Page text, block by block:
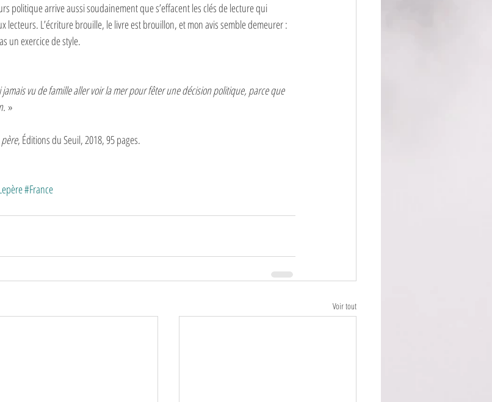
politique arrive aussi soudainement que s’effacent les clés de lecture qui
lecteurs. L’écriture brouille, le livre est brouillon, et mon avis semble demeurer :
un exercice de style.
jamais vu de famille aller voir la mer pour fêter une décision politique, parce que
»
, Éditions du Seuil, 2018, 95 pages.
#France
Voir tout